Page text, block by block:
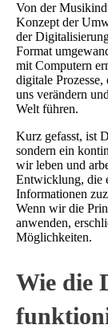
Von der
Konzept der
der
Format
mit Computern
digitale
uns verändern
Welt führen.
Kurz gefasst, ist
sondern ein
wir leben und
Entwicklung, die
Informationen
Wenn wir die
anwenden,
Möglichkeiten.
Wie die